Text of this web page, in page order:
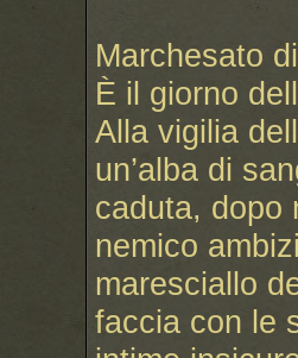
Marchesato
È il giorno
Alla vigilia
un’alba di
caduta, dopo
nemico
maresciallo
faccia con le